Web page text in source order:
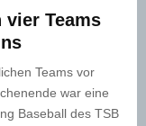
Teams
Teams vor
war eine
Baseball des TSB